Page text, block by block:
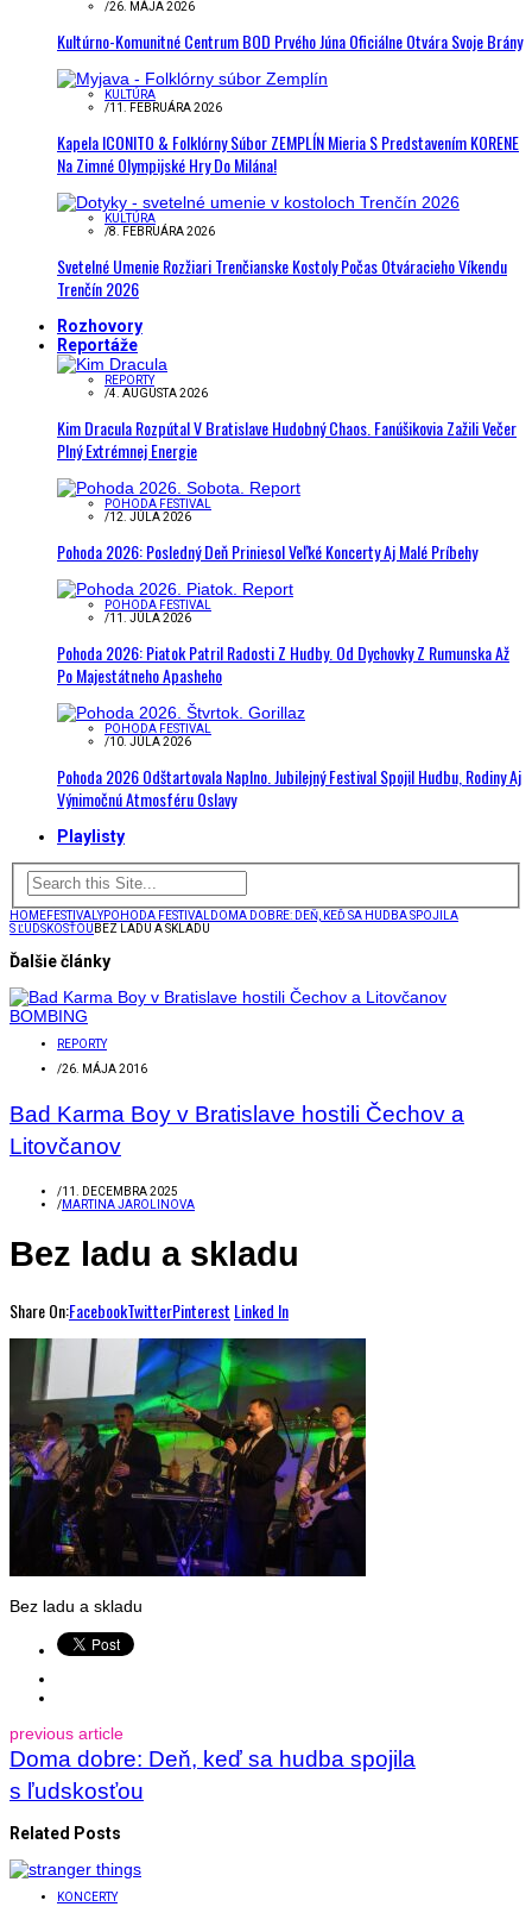
/26. MÁJA 2026
Kultúrno-Komunitné Centrum BOD Prvého Júna Oficiálne Otvára Svoje Brány
KULTÚRA
/11. FEBRUÁRA 2026
Kapela ICONITO & Folklórny Súbor ZEMPLÍN Mieria S Predstavením KORENE
Na Zimné Olympijské Hry Do Milána!
KULTÚRA
/8. FEBRUÁRA 2026
Svetelné Umenie Rozžiari Trenčianske Kostoly Počas Otváracieho Víkendu
Trenčín 2026
Rozhovory
Reportáže
REPORTY
/4. AUGUSTA 2026
Kim Dracula Rozpútal V Bratislave Hudobný Chaos. Fanúšikovia Zažili Večer
Plný Extrémnej Energie
POHODA FESTIVAL
/12. JÚLA 2026
Pohoda 2026: Posledný Deň Priniesol Veľké Koncerty Aj Malé Príbehy
POHODA FESTIVAL
/11. JÚLA 2026
Pohoda 2026: Piatok Patril Radosti Z Hudby. Od Dychovky Z Rumunska Až
Po Majestátneho Apasheho
POHODA FESTIVAL
/10. JÚLA 2026
Pohoda 2026 Odštartovala Naplno. Jubilejný Festival Spojil Hudbu, Rodiny Aj
Výnimočnú Atmosféru Oslavy
Playlisty
HOMEFESTIVALYPOHODA FESTIVAL
DOMA DOBRE: DEŇ, KEĎ SA HUDBA SPOJILA
S ĽUDSKOSŤOU BEZ LADU A SKLADU
Ďalšie články
REPORTY
/26. MÁJA 2016
Bad Karma Boy v Bratislave hostili Čechov a
Litovčanov
/11. DECEMBRA 2025
/MARTINA JAROLINOVA
Bez ladu a skladu
Share On:FacebookTwitterPinterest Linked In
Bez ladu a skladu
previous article
Doma dobre: Deň, keď sa hudba spojila
s ľudskosťou
Related Posts
KONCERTY